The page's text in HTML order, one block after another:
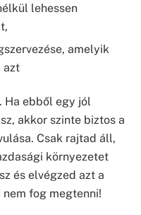
lehessen
amelyik
azt
Ha ebből egy jól
akkor szinte biztos a
Csak rajtad áll,
környezetet
és elvégzed azt a
fog megtenni!